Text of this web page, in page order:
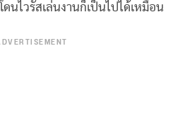
นไวรัสเล่นงานก็เป็นไปได้เหมือน